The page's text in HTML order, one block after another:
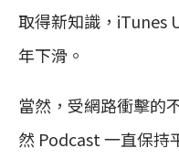
取得新知識，iTunes
年下滑。
當然，受網路衝擊的
然 Podcast 一直保持